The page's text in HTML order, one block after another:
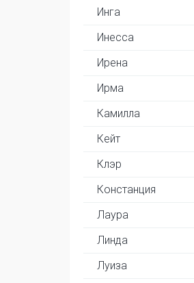
Инга
Инесса
Ирена
Ирма
Камилла
Кейт
Клэр
Констанция
Лаура
Линда
Луиза